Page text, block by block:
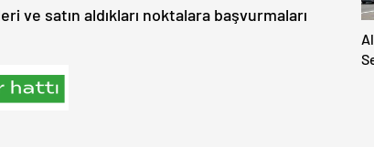
ve satın aldıkları noktalara başvurmaları